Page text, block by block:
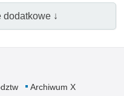
dodatkowe ↓
Archiwum X